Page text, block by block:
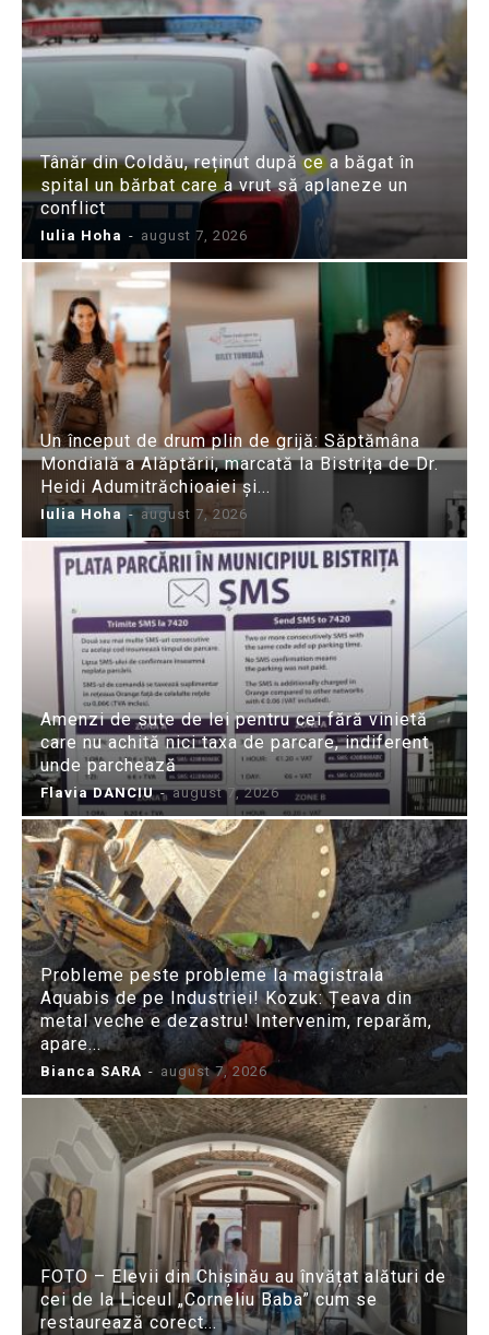
Tânăr din Coldău, reținut după ce a băgat în
spital un bărbat care a vrut să aplaneze un
conflict
Iulia Hoha - august 7, 2026
Un început de drum plin de grijă: Săptămâna
Mondială a Alăptării, marcată la Bistrița de Dr.
Heidi Adumitrăchioaiei și...
Iulia Hoha - august 7, 2026
Amenzi de sute de lei pentru cei fără vinietă
care nu achită nici taxa de parcare, indiferent
unde parchează
Flavia DANCIU - august 7, 2026
Probleme peste probleme la magistrala
Aquabis de pe Industriei! Kozuk: Țeava din
metal veche e dezastru! Intervenim, reparăm,
apare...
Bianca SARA - august 7, 2026
FOTO – Elevii din Chișinău au învățat alături de
cei de la Liceul „Corneliu Baba” cum se
restaurează corect...